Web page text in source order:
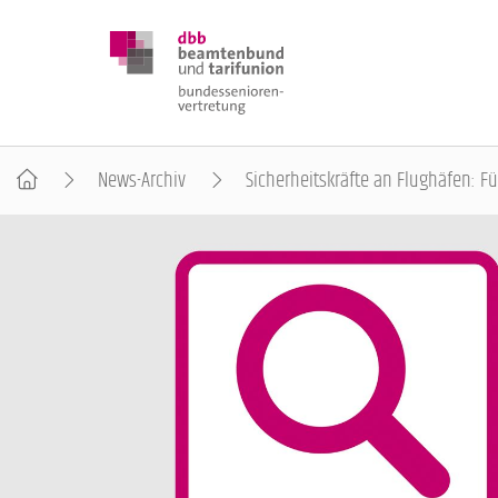
News-Archiv Sicherheitskräfte an Flughäfen: